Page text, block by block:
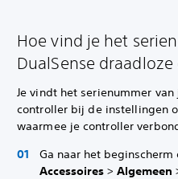
Hoe vind je het
DualSense
Je vindt het serienummer
controller bij de instellingen
waarmee je controller
Ga naar het beginscherm
Accessoires > Algemeen